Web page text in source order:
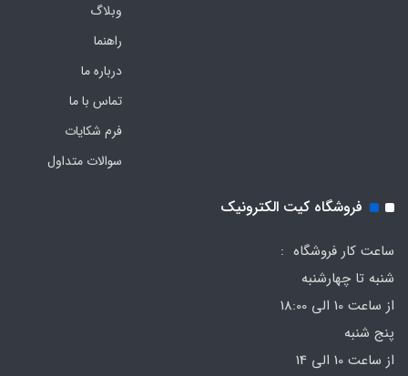
وبلاگ
راهنما
درباره ما
تماس با ما
فرم‌ شکایات
سوالات متداول
فروشگاه کیت الکترونیک
ساعت کار فروشگاه :
شنبه تا چهارشنبه
از ساعت 10 الی 18:00
پنج شنبه
از ساعت 10 الی 14